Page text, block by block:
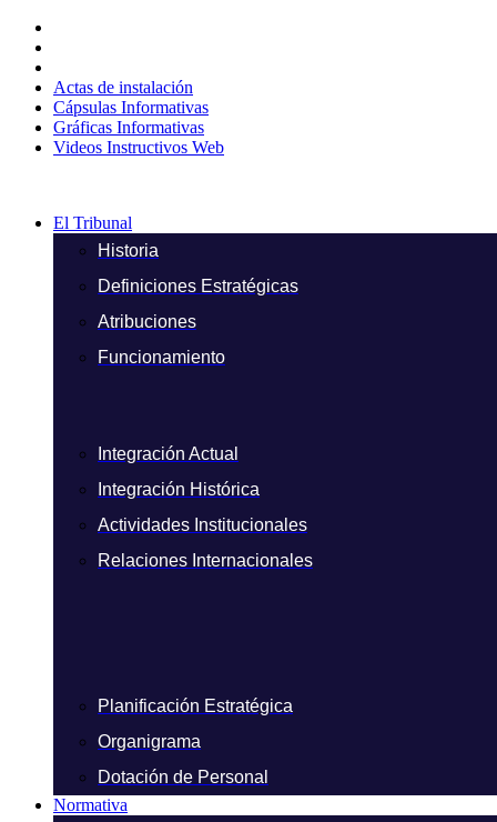
contenido
Actas de instalación
Cápsulas Informativas
Gráficas Informativas
Videos Instructivos Web
El Tribunal
Historia
Definiciones Estratégicas
Atribuciones
Funcionamiento
Integración Actual
Integración Histórica
Actividades Institucionales
Relaciones Internacionales
Planificación Estratégica
Organigrama
Dotación de Personal
Normativa